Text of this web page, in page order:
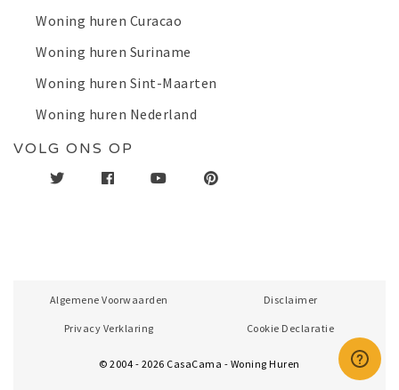
Woning huren Curacao
Woning huren Suriname
Woning huren Sint-Maarten
Woning huren Nederland
VOLG ONS OP
Algemene Voorwaarden Disclaimer
Privacy Verklaring Cookie Declaratie
© 2004 - 2026 CasaCama - Woning Huren